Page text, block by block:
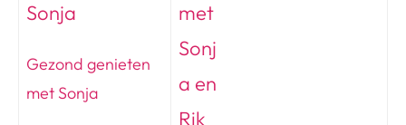
Gezond genieten
met Sonja